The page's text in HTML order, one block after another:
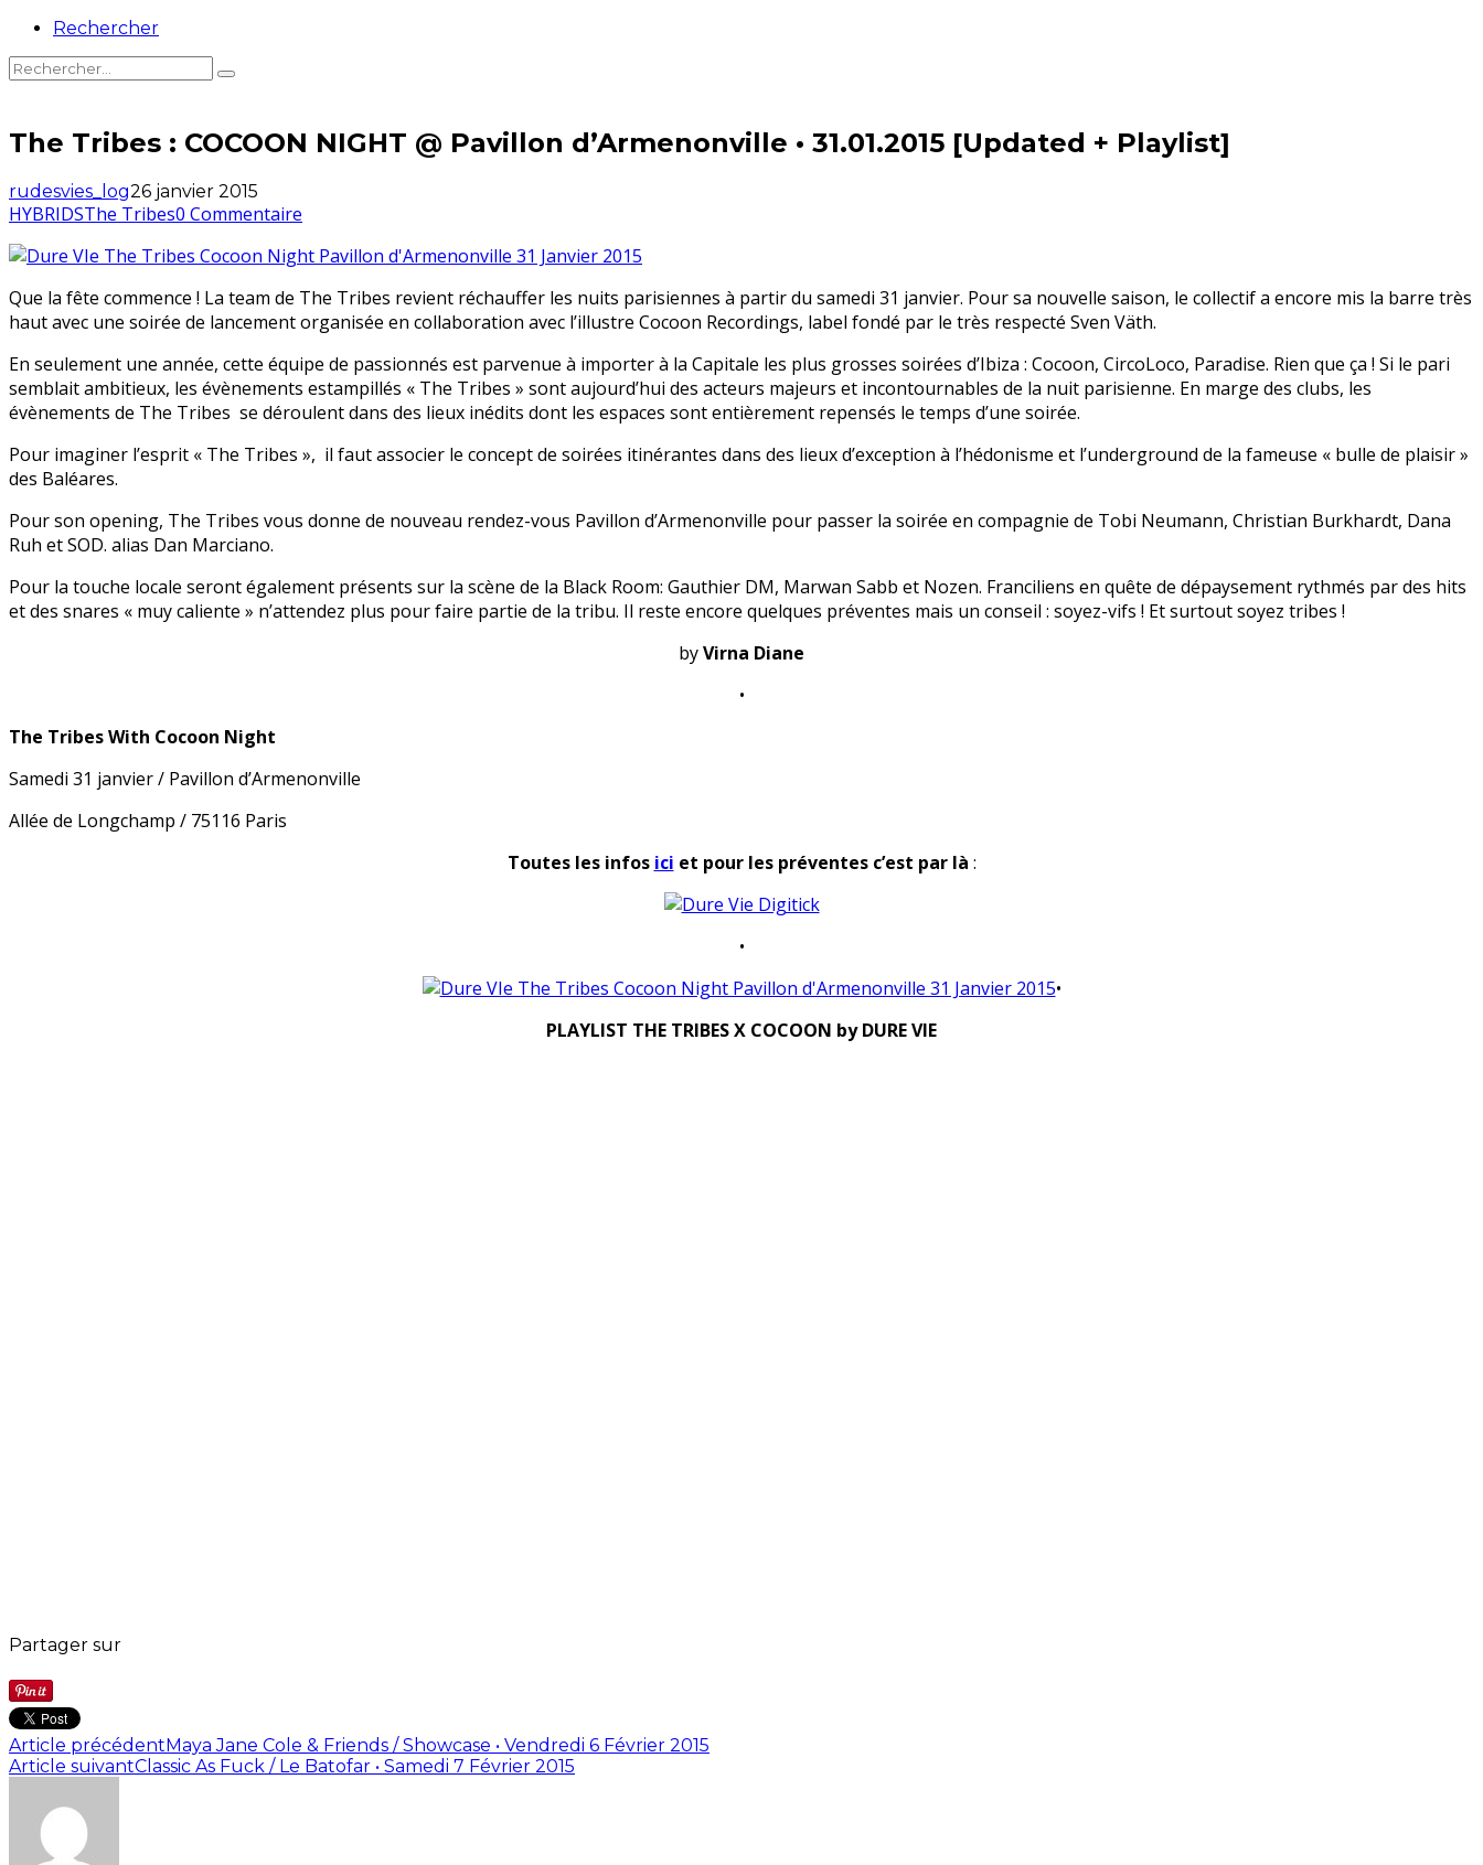
Rechercher
The Tribes : COCOON NIGHT @ Pavillon d’Armenonville • 31.01.2015 [Updated + Playlist]
rudesvies_log26 janvier 2015
HYBRIDSThe Tribes0 Commentaire
Que la fête commence ! La team de The Tribes revient réchauffer les nuits parisiennes à partir du samedi 31 janvier. Pour sa nouvelle saison, le collectif a encore mis la barre très
haut avec une soirée de lancement organisée en collaboration avec l’illustre Cocoon Recordings, label fondé par le très respecté Sven Väth.
En seulement une année, cette équipe de passionnés est parvenue à importer à la Capitale les plus grosses soirées d’Ibiza : Cocoon, CircoLoco, Paradise. Rien que ça ! Si le pari
semblait ambitieux, les évènements estampillés « The Tribes » sont aujourd’hui des acteurs majeurs et incontournables de la nuit parisienne. En marge des clubs, les
évènements de The Tribes se déroulent dans des lieux inédits dont les espaces sont entièrement repensés le temps d’une soirée.
Pour imaginer l’esprit « The Tribes », il faut associer le concept de soirées itinérantes dans des lieux d’exception à l’hédonisme et l’underground de la fameuse « bulle de plaisir »
des Baléares.
Pour son opening, The Tribes vous donne de nouveau rendez-vous Pavillon d’Armenonville pour passer la soirée en compagnie de Tobi Neumann, Christian Burkhardt, Dana
Ruh et SOD. alias Dan Marciano.
Pour la touche locale seront également présents sur la scène de la Black Room: Gauthier DM, Marwan Sabb et Nozen. Franciliens en quête de dépaysement rythmés par des hits
et des snares « muy caliente » n’attendez plus pour faire partie de la tribu. Il reste encore quelques préventes mais un conseil : soyez-vifs ! Et surtout soyez tribes !
byVirna Diane
•
The TribesWith Cocoon Night
Samedi 31 janvier / Pavillon d’Armenonville
Allée de Longchamp / 75116 Paris
Toutes les infos ici et pour les préventes c’est par là :
•
•
PLAYLIST THE TRIBES X COCOON by DURE VIE
Partager sur
Article précédentMaya Jane Cole & Friends / Showcase • Vendredi 6 Février 2015
Article suivantClassic As Fuck / Le Batofar • Samedi 7 Février 2015